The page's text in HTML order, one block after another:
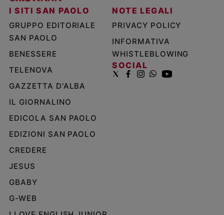
I SITI SAN PAOLO
GRUPPO EDITORIALE
SAN PAOLO
BENESSERE
TELENOVA
GAZZETTA D'ALBA
IL GIORNALINO
EDICOLA SAN PAOLO
EDIZIONI SAN PAOLO
CREDERE
JESUS
GBABY
G-WEB
NOTE LEGALI
PRIVACY POLICY
INFORMATIVA
WHISTLEBLOWING
SOCIAL